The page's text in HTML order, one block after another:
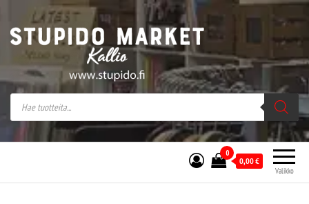
Stupido Market – verkossa ja kivijalassa
Stupido Market on vaihtoehtomusaan
erikoistunut verkko- sekä
kivijalkakauppa Helsingissä Kallion
sydämessä.
Valikko
0
0,00€